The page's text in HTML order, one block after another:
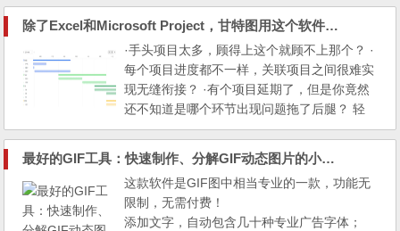
除了Excel和Microsoft Project，甘特图用这个软件来做更简单
·手头项目太多，顾得上这个就顾不上那个？ ·
每个项目进度都不一样，关联项目之间很难实
现无缝衔接？ ·有个项目延期了，但是你竟然
还不知道是哪个环节出现问题拖了后腿？ 轻
流此次的新功能——“甘特图”助你轻松解决以
上所有难题！ 什么是甘特图 甘特图主要通过
条状图来显示某些时间相关的活动（任务、阶
段、项目等）随着时间进展的情况，以便管理
者直观地查看活动进度，把控全局。 甘特图...
最好的GIF工具：快速制作、分解GIF动态图片的小工具
这款软件是GIF图中相当专业的一款，功能无
限制，无需付费！
添加文字，自动包含几十种专业广告字体；